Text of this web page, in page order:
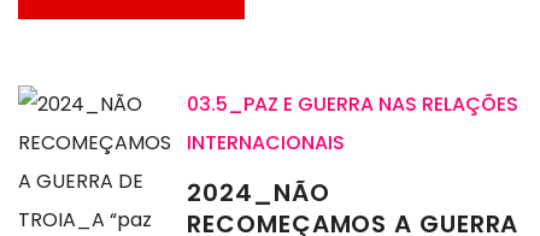
03.5_PAZ E GUERRA NAS RELAÇÕES
INTERNACIONAIS
2024_NÃO
RECOMEÇAMOS A GUERRA